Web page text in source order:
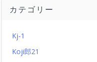
カテゴリー
Kj-1
Koji郎21